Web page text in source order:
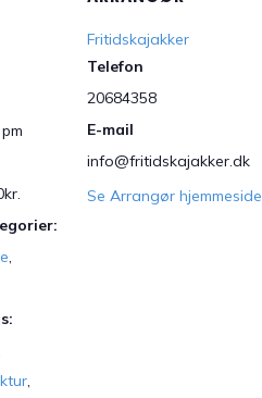
,
,
Fritidskajakker
Telefon
20684358
E-mail
info@fritidskajakker.dk
Se Arrangør hjemmeside